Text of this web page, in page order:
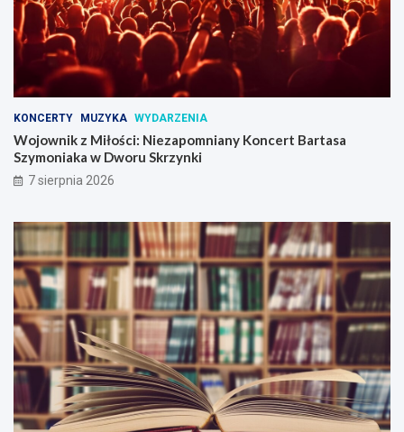
i
u
!
e
r
t
B
a
r
t
a
s
a
S
m
o
n
i
a
k
a
w
D
w
o
r
KONCERTY MUZYKA WYDARZENIA
Wojownik z Miłości: Niezapomniany Koncert Bartasa
Szymoniaka w Dworu Skrzynki
7 sierpnia 2026